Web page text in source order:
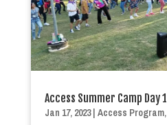
Access Summer Camp Day 1
Jan 17, 2023| Access Program,